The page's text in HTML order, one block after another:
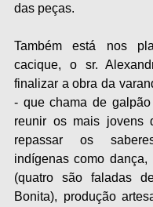
das peças.
Também está nos
cacique, o sr.
finalizar a obra da
- que chama de
reunir os mais jovens
repassar os
indígenas como dança,
(quatro são faladas
Bonita), produção